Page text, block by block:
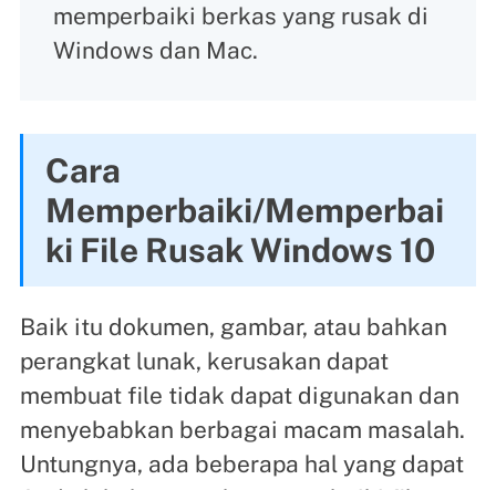
memperbaiki berkas yang rusak di
Windows dan Mac.
Cara
Memperbaiki/Memperbai
ki File Rusak Windows 10
Baik itu dokumen, gambar, atau bahkan
perangkat lunak, kerusakan dapat
membuat file tidak dapat digunakan dan
menyebabkan berbagai macam masalah.
Untungnya, ada beberapa hal yang dapat